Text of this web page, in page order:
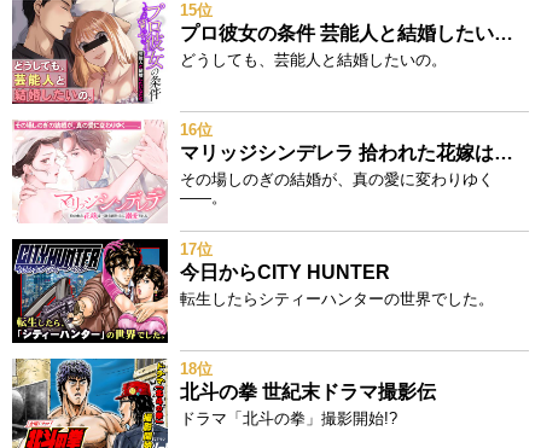
15位
プロ彼女の条件 芸能人と結婚したい女たち
どうしても、芸能人と結婚したいの。
16位
マリッジシンデレラ 拾われた花嫁は一途な副社長に溺愛される
その場しのぎの結婚が、真の愛に変わりゆく
——。
17位
今日からCITY HUNTER
転生したらシティーハンターの世界でした。
18位
北斗の拳 世紀末ドラマ撮影伝
ドラマ「北斗の拳」撮影開始!?